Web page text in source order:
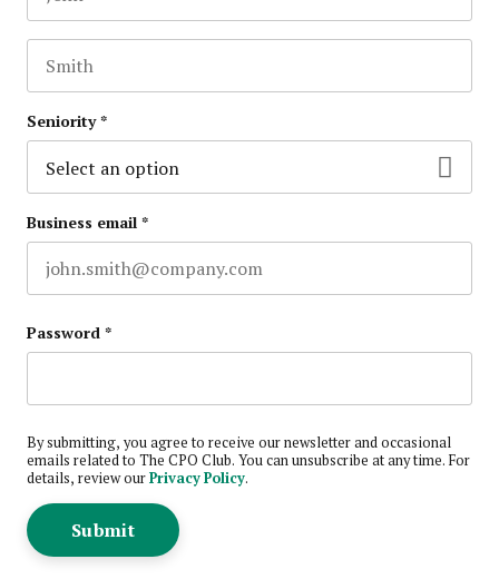
This field is for validation purposes and should be left
Seniority*
Business email*
Password*
By submitting, you agree to receive our newsletter and occasional
emails related to The CPO Club. You can unsubscribe at any time. For
details, review ourPrivacy Policy.